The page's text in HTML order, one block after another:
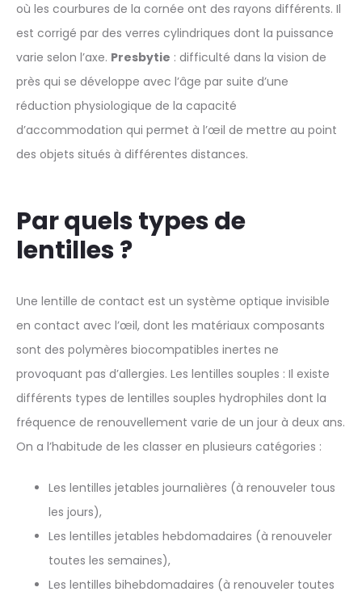
où les courbures de la cornée ont des rayons différents. Il
est corrigé par des verres cylindriques dont la puissance
varie selon l’axe. Presbytie : difficulté dans la vision de
près qui se développe avec l’âge par suite d’une
réduction physiologique de la capacité
d’accommodation qui permet à l’œil de mettre au point
des objets situés à différentes distances.
Par quels types de
lentilles ?
Une lentille de contact est un système optique invisible
en contact avec l’œil, dont les matériaux composants
sont des polymères biocompatibles inertes ne
provoquant pas d’allergies. Les lentilles souples : Il existe
différents types de lentilles souples hydrophiles dont la
fréquence de renouvellement varie de un jour à deux ans.
On a l’habitude de les classer en plusieurs catégories :
Les lentilles jetables journalières (à renouveler tous
les jours),
Les lentilles jetables hebdomadaires (à renouveler
toutes les semaines),
Les lentilles bihebdomadaires (à renouveler toutes